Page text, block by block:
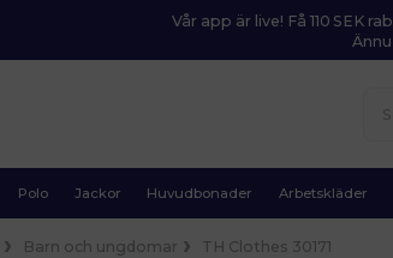
Vår app är live! Få 110 SEK
Polo Jackor Huvudbonader Arbetskläder
Barn och ungdomar TH Clothes 30171